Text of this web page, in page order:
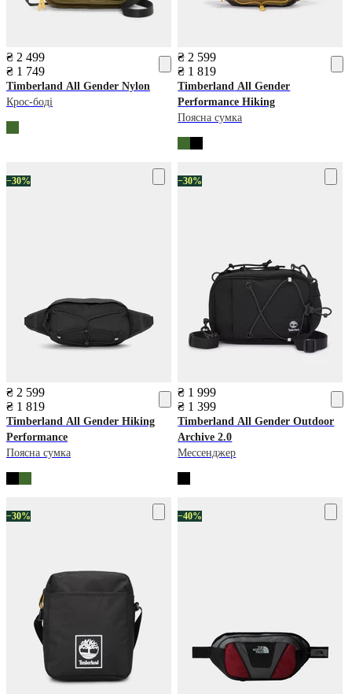
₴ 2 499
₴ 1 749
Timberland All Gender Nylon
Крос-боді
₴ 2 599
₴ 1 819
Timberland All Gender
Performance Hiking
Поясна сумка
−30%
₴ 2 599
₴ 1 819
Timberland All Gender Hiking
Performance
Поясна сумка
−30%
₴ 1 999
₴ 1 399
Timberland All Gender Outdoor
Archive 2.0
Мессенджер
−30% −40%